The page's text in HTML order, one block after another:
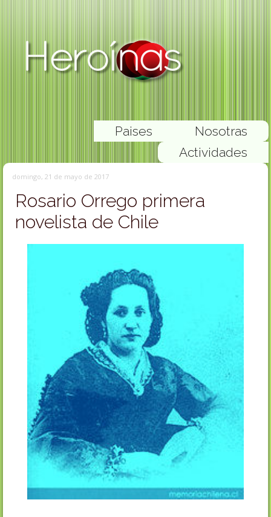
Nosotras
Paises
Actividades
domingo, 21 de mayo de 2017
Rosario Orrego primera
novelista de Chile